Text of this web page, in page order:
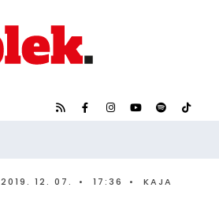
2019. 12. 07. • 17:36 • KAJA